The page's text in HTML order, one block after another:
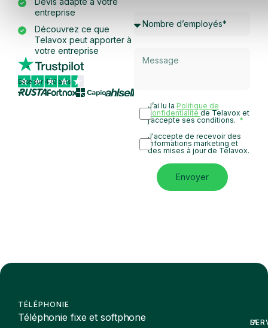
entreprise
Découvrez ce que
Telavox peut apporter à
votre entreprise
Basé sur 430 avis
J’ai lu la Politique de
confidentialitéde Telavox et
j’accepte ses conditions.
J'accepte de recevoir des
informations marketing et
des mises à jour de Telavox.
Envoyer
TÉLÉPHONIE
Téléphonie fixe et softphone IA